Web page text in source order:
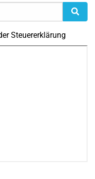
Steuererklärung